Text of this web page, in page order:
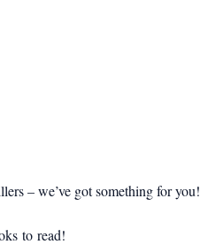
– we’ve got something for you!
to read!